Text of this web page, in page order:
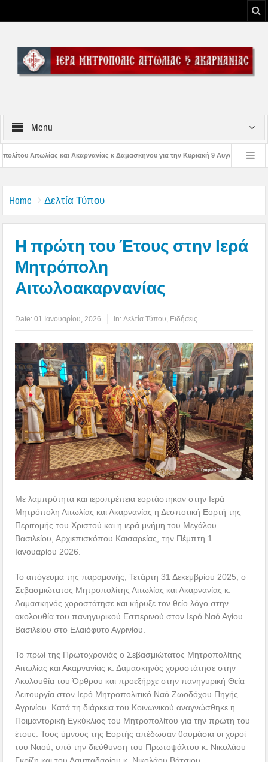
Menu
κ Δαμασκηνου για την Κυριακή 9 Αυγούστου 2026 Η εορτή της
Home Δελτία Τύπου
Η πρώτη του Έτους στην Ιερά
Μητρόπολη
Αιτωλοακαρνανίας
Date:01 Ιανουαρίου, 2026 in:Δελτία Τύπου Ειδήσεις
Με λαμπρότητα και ιεροπρέπεια εορτάστηκαν στην Ιερά
Μητρόπολη Αιτωλίας και Ακαρνανίας η Δεσποτική Εορτή της
Περιτομής του Χριστού και η ιερά μνήμη του Μεγάλου
Βασιλείου, Αρχιεπισκόπου Καισαρείας, την Πέμπτη 1
Ιανουαρίου 2026.
Το απόγευμα της παραμονής, Τετάρτη 31 Δεκεμβρίου 2025, ο
Σεβασμιώτατος Μητροπολίτης Αιτωλίας και Ακαρνανίας κ.
Δαμασκηνός χοροστάτησε και κήρυξε τον θείο λόγο στην
ακολουθία του πανηγυρικού Εσπερινού στον Ιερό Ναό Αγίου
Βασιλείου στο Ελαιόφυτο Αγρινίου.
Το πρωί της Πρωτοχρονιάς ο Σεβασμιώτατος Μητροπολίτης
Αιτωλίας και Ακαρνανίας κ. Δαμασκηνός χοροστάτησε στην
Ακολουθία του Όρθρου και προεξήρχε στην πανηγυρική Θεία
Λειτουργία στον Ιερό Μητροπολιτικό Ναό Ζωοδόχου Πηγής
Αγρινίου. Κατά τη διάρκεια του Κοινωνικού αναγνώσθηκε η
Ποιμαντορική Εγκύκλιος του Μητροπολίτου για την πρώτη του
έτους. Τους ύμνους της Εορτής απέδωσαν θαυμάσια οι χοροί
του Ναού, υπό την διεύθυνση του Πρωτοψάλτου κ. Νικολάου